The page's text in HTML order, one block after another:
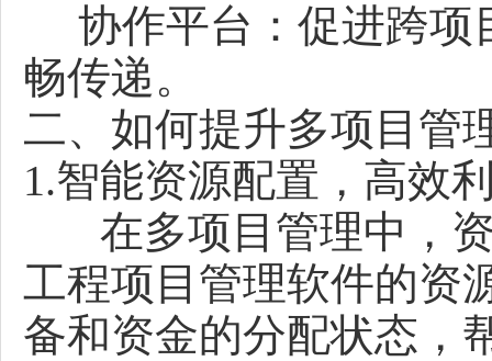
协作平台：促进跨项
畅传递。
二、如何提升多项目管
1.智能资源配置，高效
在多项目管理中，资
工程项目管理软件的资
备和资金的分配状态，